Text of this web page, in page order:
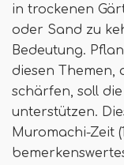
in trockenen
oder Sand zu
Bedeutung.
diesen Themen,
schärfen, soll
unterstützen.
Muromachi-Zeit